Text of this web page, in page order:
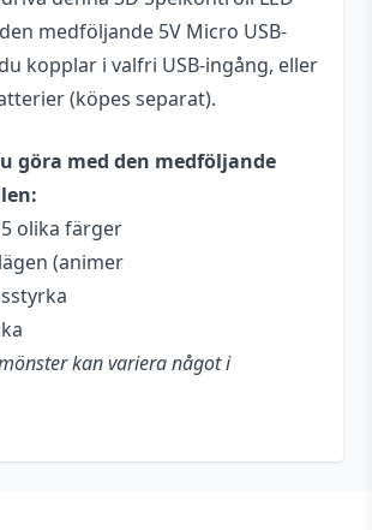
medföljande 5V Micro USB-
kopplar i valfri USB-ingång, eller
(köpes separat).
göra med den medföljande
olika färger
(animer
kan variera något i